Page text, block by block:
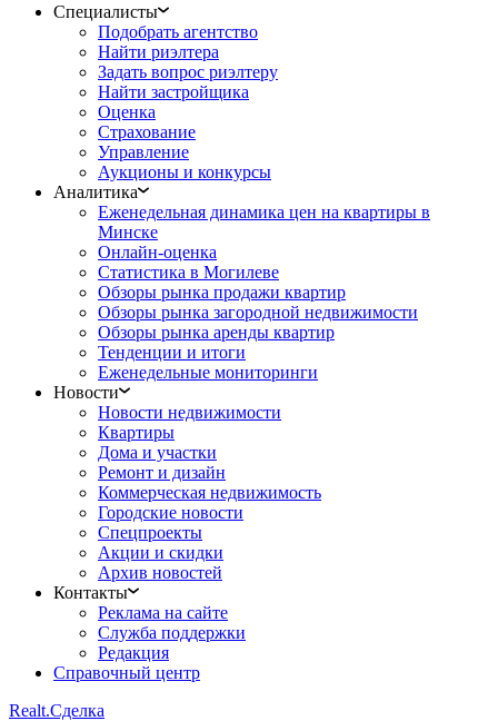
Специалисты
Подобрать агентство
Найти риэлтера
Задать вопрос риэлтеру
Найти застройщика
Оценка
Страхование
Управление
Аукционы и конкурсы
Аналитика
Еженедельная динамика цен на квартиры в
Минске
Онлайн-оценка
Статистика в Могилеве
Обзоры рынка продажи квартир
Обзоры рынка загородной недвижимости
Обзоры рынка аренды квартир
Тенденции и итоги
Еженедельные мониторинги
Новости
Новости недвижимости
Квартиры
Дома и участки
Ремонт и дизайн
Коммерческая недвижимость
Городские новости
Спецпроекты
Акции и скидки
Архив новостей
Контакты
Реклама на сайте
Служба поддержки
Редакция
Справочный центр
Realt.Сделка